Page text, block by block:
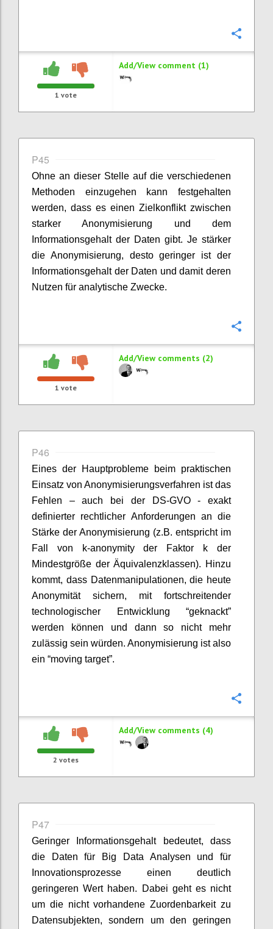
1 vote
Add/View comment (1)
P45
Ohne an dieser Stelle auf die verschiedenen
Methoden einzugehen kann festgehalten
werden, dass es einen Zielkonflikt zwischen
starker Anonymisierung und dem
Informationsgehalt der Daten gibt. Je stärker
die Anonymisierung, desto geringer ist der
Informationsgehalt der Daten und damit deren
Nutzen für analytische Zwecke.
1 vote
Add/View comments (2)
P46
Eines der Hauptprobleme beim praktischen
Einsatz von Anonymisierungsverfahren ist das
Fehlen – auch bei der DS-GVO - exakt
definierter rechtlicher Anforderungen an die
Stärke der Anonymisierung (z.B. entspricht im
Fall von k-anonymity der Faktor k der
Mindestgröße der Äquivalenzklassen). Hinzu
kommt, dass Datenmanipulationen, die heute
Anonymität sichern, mit fortschreitender
technologischer Entwicklung “geknackt”
werden können und dann so nicht mehr
zulässig sein würden. Anonymisierung ist also
ein “moving target”.
2 votes
Add/View comments (4)
P47
Geringer Informationsgehalt bedeutet, dass
die Daten für Big Data Analysen und für
Innovationsprozesse einen deutlich
geringeren Wert haben. Dabei geht es nicht
um die nicht vorhandene Zuordenbarkeit zu
Datensubjekten, sondern um den geringen